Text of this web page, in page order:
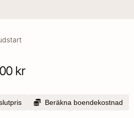
kr
Beräkna boendekostnad